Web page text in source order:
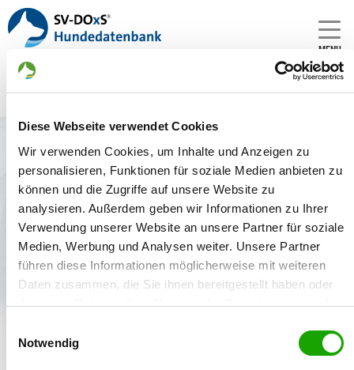
Diese Webseite verwendet Cookies
Wir verwenden Cookies, um Inhalte und Anzeigen zu
personalisieren, Funktionen für soziale Medien anbieten zu
können und die Zugriffe auf unsere Website zu
analysieren. Außerdem geben wir Informationen zu Ihrer
Verwendung unserer Website an unsere Partner für soziale
Medien, Werbung und Analysen weiter. Unsere Partner
führen diese Informationen möglicherweise mit weiteren
Daten zusammen, die Sie ihnen bereitgestellt haben oder
die sie im Rahmen Ihrer Nutzung der Dienste gesammelt
Sie unsere Webseite weiterhin nutzen.
Notwendig
MENU
Zwinger: vom Prälatenwald
Gründungsdatum:
15.09.1993
Welpenangebote Deckakte
Keine Deckakte gefunden.